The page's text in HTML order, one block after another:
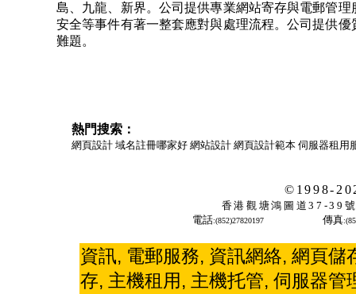
島、九龍、新界。公司提供專業網站寄存與電郵管
安全等事件有著一整套應對與處理流程。公司提供
難題。
熱門搜索：
網頁設計 域名註冊哪家好 網站設計 網頁設計範本 伺服器租用
©1998-
香港觀塘鴻圖道37-39
電話:(852)27820197 傳真
資訊, 電郵服務, 資訊網絡, 網頁儲
存, 主機租用, 主機托管, 伺服器管